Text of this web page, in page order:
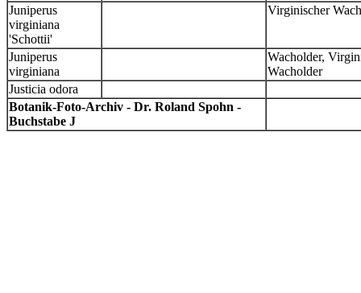
Juniperus
virginiana
'Schottii'
Virginischer
Juniperus
virginiana
Wacholder,
Wacholder
Justicia odora
Botanik-Foto-Archiv - Dr. Roland Spohn -
Buchstabe J